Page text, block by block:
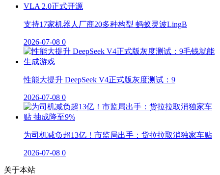
支持17家机器人厂商20多种构型 蚂蚁灵波LingB
2026-07-08 0
性能大提升 DeepSeek V4正式版灰度测试：9
2026-07-08 0
为司机减负超13亿！市监局出手：货拉拉取消独家车贴
2026-07-08 0
关于本站